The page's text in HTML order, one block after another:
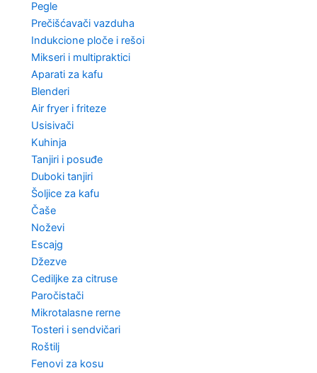
Pegle
Prečišćavači vazduha
Indukcione ploče i rešoi
Mikseri i multipraktici
Aparati za kafu
Blenderi
Air fryer i friteze
Usisivači
Kuhinja
Tanjiri i posuđe
Duboki tanjiri
Šoljice za kafu
Čaše
Noževi
Escajg
Džezve
Cediljke za citruse
Paročistači
Mikrotalasne rerne
Tosteri i sendvičari
Roštilj
Fenovi za kosu